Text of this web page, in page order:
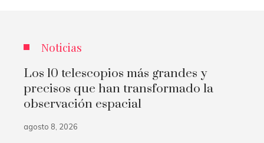
Noticias
Los 10 telescopios más grandes y
precisos que han transformado la
observación espacial
agosto 8, 2026